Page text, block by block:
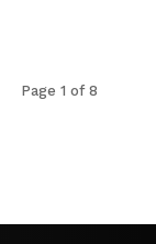
Page 1 of 8